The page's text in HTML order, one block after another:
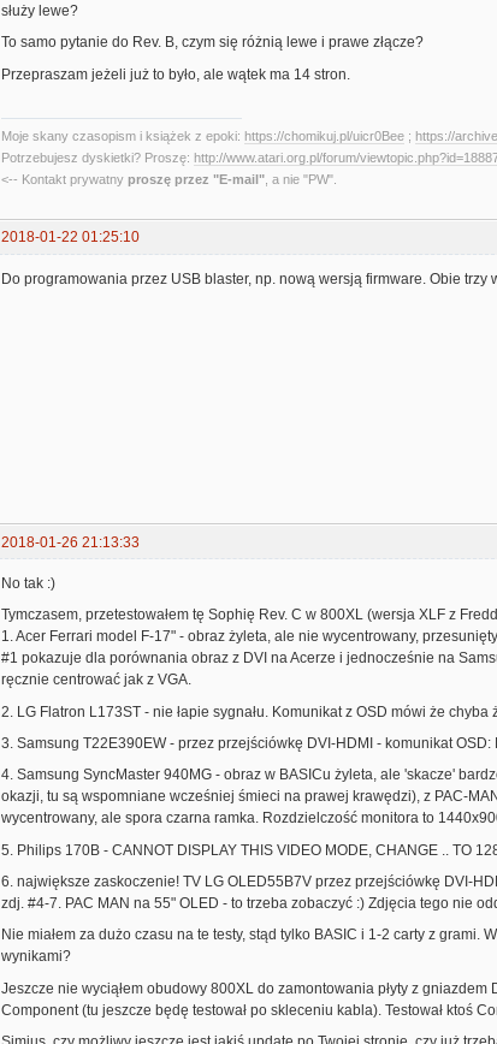
służy lewe?
To samo pytanie do Rev. B, czym się różnią lewe i prawe złącze?
Przepraszam jeżeli już to było, ale wątek ma 14 stron.
Moje skany czasopism i książek z epoki: https://chomikuj.pl/uicr0Bee ; https://
Potrzebujesz dyskietki? Proszę: http://www.atari.org.pl/forum/
<-- Kontakt prywatny proszę przez "E-mail" , a nie "PW".
2018-01-22 01:25:10
Do programowania przez USB blaster, np. nową wersją firmware. Obie trzy
2018-01-26 21:13:33
No tak :)
Tymczasem, przetestowałem tę Sophię Rev. C w 800XL (wersja XLF z
1. Acer Ferrari model F-17" - obraz żyleta, ale nie wycentrowany,
#1 pokazuje dla porównania obraz z DVI na Acerze i jednocześnie na
ręcznie centrować jak z VGA.
2. LG Flatron L173ST - nie łapie sygnału. Komunikat z OSD mówi że
3. Samsung T22E390EW - przez przejściówkę DVI-HDMI - komunikat
4. Samsung SyncMaster 940MG - obraz w BASICu żyleta, ale 'skacze'
okazji, tu są wspomniane wcześniej śmieci na prawej krawędzi), z PAC-
wycentrowany, ale spora czarna ramka. Rozdzielczość monitora to
5. Philips 170B - CANNOT DISPLAY THIS VIDEO MODE, CHANGE .. TO
6. największe zaskoczenie! TV LG OLED55B7V przez przejściówkę DVI-
zdj. #4-7. PAC MAN na 55" OLED - to trzeba zobaczyć :) Zdjęcia tego nie
Nie miałem za dużo czasu na te testy, stąd tylko BASIC i 1-2 carty z
wynikami?
Jeszcze nie wyciąłem obudowy 800XL do zamontowania płyty z
Component (tu jeszcze będę testował po skleceniu kabla). Testował ktoś